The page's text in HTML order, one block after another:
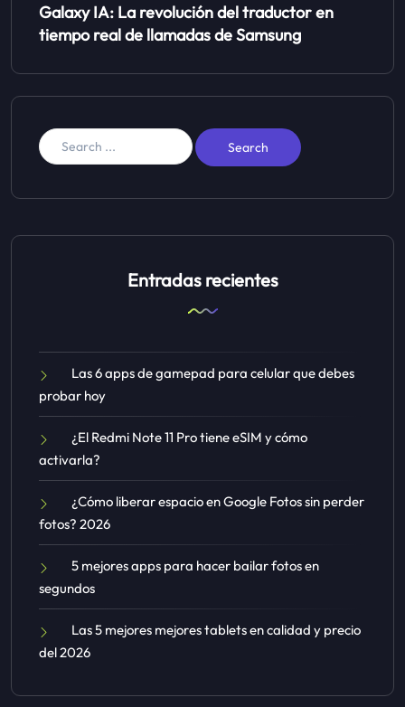
Galaxy IA: La revolución del traductor en
tiempo real de llamadas de Samsung
Entradas recientes
Las 6 apps de gamepad para celular que debes
probar hoy
¿El Redmi Note 11 Pro tiene eSIM y cómo
activarla?
¿Cómo liberar espacio en Google Fotos sin perder
fotos? 2026
5 mejores apps para hacer bailar fotos en
segundos
Las 5 mejores mejores tablets en calidad y precio
del 2026